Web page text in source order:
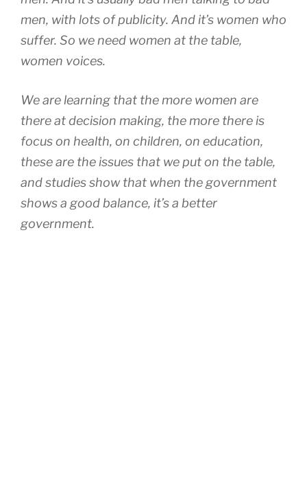
men, with lots of publicity. And it’s women who
suffer. So we need women at the table,
women voices.
We are learning that the more women are
there at decision making, the more there is
focus on health, on children, on education,
these are the issues that we put on the table,
and studies show that when the government
shows a good balance, it’s a better
government.